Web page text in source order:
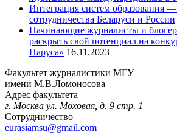
Интеграция систем образования
сотрудничества Беларуси и России
Начинающие журналисты и
раскрыть свой потенциал на
Паруса» 16.11.2023
Факультет журналистики МГУ
имени М.В.Ломоносова
Адрес факультета
г. Москва ул. Моховая, д. 9 стр. 1
Сотрудничество
eurasiamsu@gmail.com